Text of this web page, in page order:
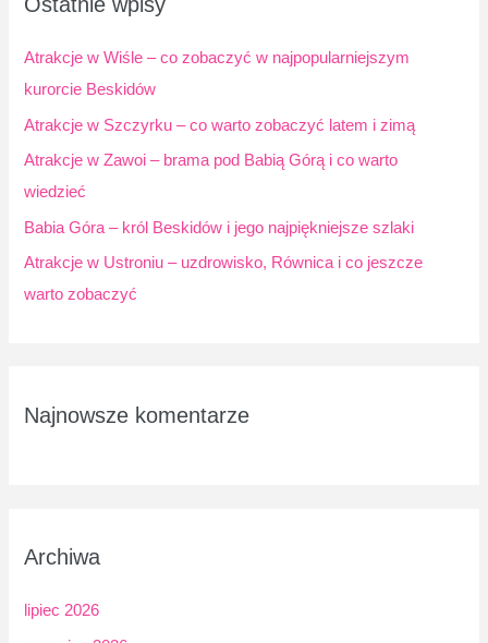
d
l
Atrakcje w Wiśle – co zobaczyć w najpopularniejszym
kurorcie Beskidów
Atrakcje w Szczyrku – co warto zobaczyć latem i zimą
Atrakcje w Zawoi – brama pod Babią Górą i co warto
wiedzieć
Babia Góra – król Beskidów i jego najpiękniejsze szlaki
Atrakcje w Ustroniu – uzdrowisko, Równica i co jeszcze
warto zobaczyć
Najnowsze komentarze
Archiwa
lipiec 2026